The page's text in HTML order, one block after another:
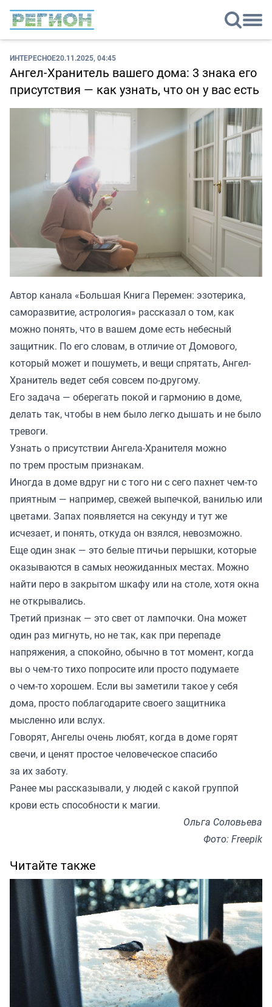
ИНТЕРЕСНОЕ20.11.2025, 04:45
Ангел-Хранитель вашего дома: 3 знака его
присутствия — как узнать, что он у вас есть
Автор канала «Большая Книга Перемен: эзотерика,
саморазвитие, астрология» рассказал о том, как
можно понять, что в вашем доме есть небесный
защитник. По его словам, в отличие от Домового,
который может и пошуметь, и вещи спрятать, Ангел-
Хранитель ведет себя совсем по-другому.
Его задача — оберегать покой и гармонию в доме,
делать так, чтобы в нем было легко дышать и не было
тревоги.
Узнать о присутствии Ангела-Хранителя можно
по трем простым признакам.
Иногда в доме вдруг ни с того ни с сего пахнет чем-то
приятным — например, свежей выпечкой, ванилью или
цветами. Запах появляется на секунду и тут же
исчезает, и понять, откуда он взялся, невозможно.
Еще один знак — это белые птичьи перышки, которые
оказываются в самых неожиданных местах. Можно
найти перо в закрытом шкафу или на столе, хотя окна
не открывались.
Третий признак — это свет от лампочки. Она может
один раз мигнуть, но не так, как при перепаде
напряжения, а спокойно, обычно в тот момент, когда
вы о чем-то тихо попросите или просто подумаете
о чем-то хорошем. Если вы заметили такое у себя
дома, просто поблагодарите своего защитника
мысленно или вслух.
Говорят, Ангелы очень любят, когда в доме горят
свечи, и ценят простое человеческое спасибо
за их заботу.
Ранее мы рассказывали, у людей с какой группой
крови есть способности к магии.
Ольга Соловьева
Фото: Freepik
Читайте также